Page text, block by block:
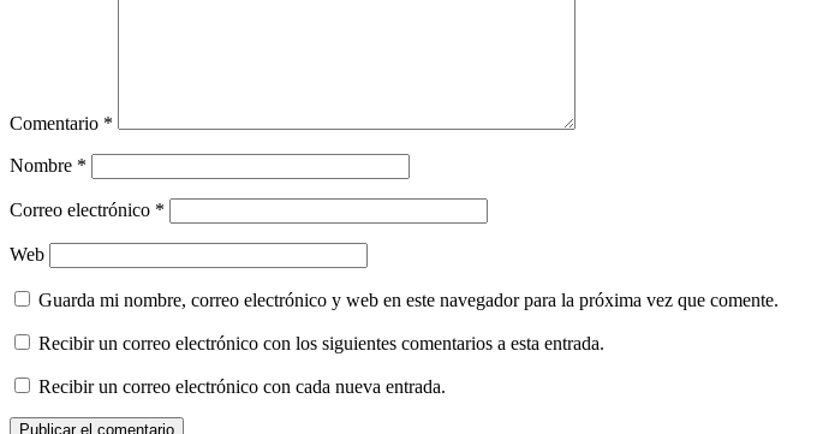
Comentario *
Nombre *
Correo electrónico *
Web
Guarda mi nombre, correo electrónico y web en este navegador para la próxima vez que comente.
Recibir un correo electrónico con los siguientes comentarios a esta entrada.
Recibir un correo electrónico con cada nueva entrada.